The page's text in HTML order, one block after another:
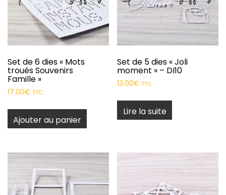
Set de 6 dies « Mots
troués Souvenirs
Famille »
17.00€ TTC
Ajouter au panier
Set de 5 dies « Joli
moment » – DI10
13.00€ TTC
Lire la suite